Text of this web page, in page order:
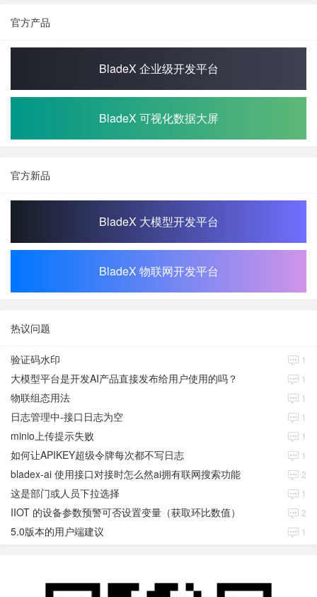
官方产品
BladeX 企业级开发平台
BladeX 可视化数据大屏
官方新品
BladeX 大模型开发平台
BladeX 物联网开发平台
热议问题
验证码水印 1
大模型平台是开发AI产品直接发布给用户使用的吗？ 1
物联组态用法 1
日志管理中-接口日志为空 1
minio上传提示失败 1
如何让APIKEY超级令牌每次都不写日志 1
bladex-ai 使用接口对接时怎么然ai拥有联网搜索功能 2
这是部门或人员下拉选择 1
IIOT 的设备参数预警可否设置变量（获取环比数值） 2
5.0版本的用户端建议 1